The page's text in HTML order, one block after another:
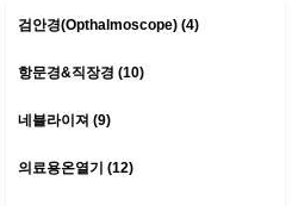
검안경(Opthalmoscope) (4)
항문경&직장경 (10)
네블라이져 (9)
의료용온열기 (12)